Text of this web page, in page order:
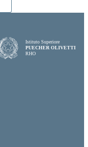
Istituto Superiore
PUECHER OLIVETTI
RHO